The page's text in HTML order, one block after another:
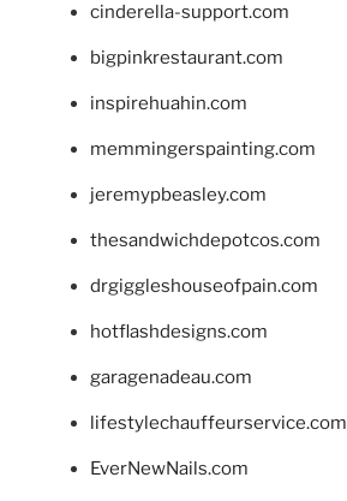
cinderella-support.com
bigpinkrestaurant.com
inspirehuahin.com
memmingerspainting.com
jeremypbeasley.com
thesandwichdepotcos.com
drgiggleshouseofpain.com
hotflashdesigns.com
garagenadeau.com
lifestylechauffeurservice.com
EverNewNails.com